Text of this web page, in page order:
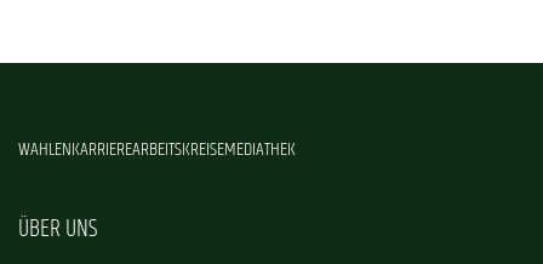
WAHLENKARRIEREARBEITSKREISEMEDIATHEK
ÜBER UNS